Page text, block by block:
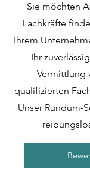
Sie möchten
Fachkräfte
Ihrem
Ihr
Vermittlung
qualifizierten
Unser Rundum-